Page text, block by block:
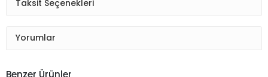
Taksit Seçenekleri
Yorumlar